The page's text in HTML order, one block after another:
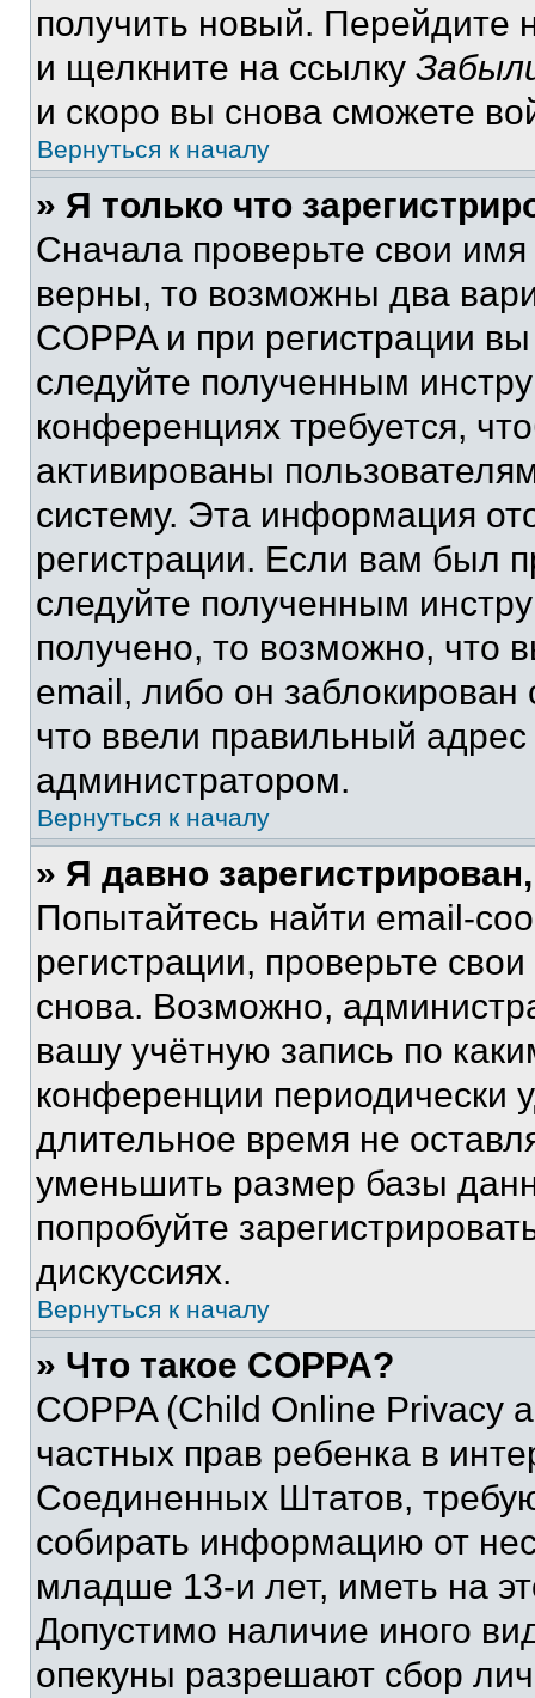
получить новый. Перейдите
и щелкните на ссылку
и скоро вы снова сможете
Вернуться к началу
» Я только что
Сначала проверьте свои
верны, то возможны два
COPPA и при регистрации
следуйте полученным
конференциях требуется,
активированы
систему. Эта информация
регистрации. Если вам был
следуйте полученным
получено, то возможно, что
email, либо он
что ввели правильный адрес
администратором.
Вернуться к началу
» Я давно
Попытайтесь найти email-
регистрации, проверьте
снова. Возможно,
вашу учётную запись по
конференции периодически
длительное время не
уменьшить размер базы
попробуйте
дискуссиях.
Вернуться к началу
» Что такое COPPA?
COPPA (Child Online Privacy
частных прав ребенка в
Соединенных Штатов,
собирать информацию от
младше 13-и лет, иметь на
Допустимо наличие иного
опекуны разрешают сбор